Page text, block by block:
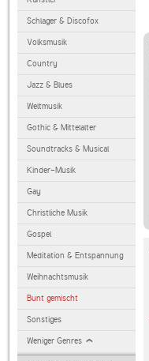
Schlager & Discofox
Volksmusik
Country
Jazz & Blues
Weltmusik
Gothic & Mittelalter
Soundtracks & Musical
Kinder-Musik
Gay
Christliche Musik
Gospel
Meditation & Entspannung
Weihnachtsmusik
Bunt gemischt
Sonstiges
Weniger Genres